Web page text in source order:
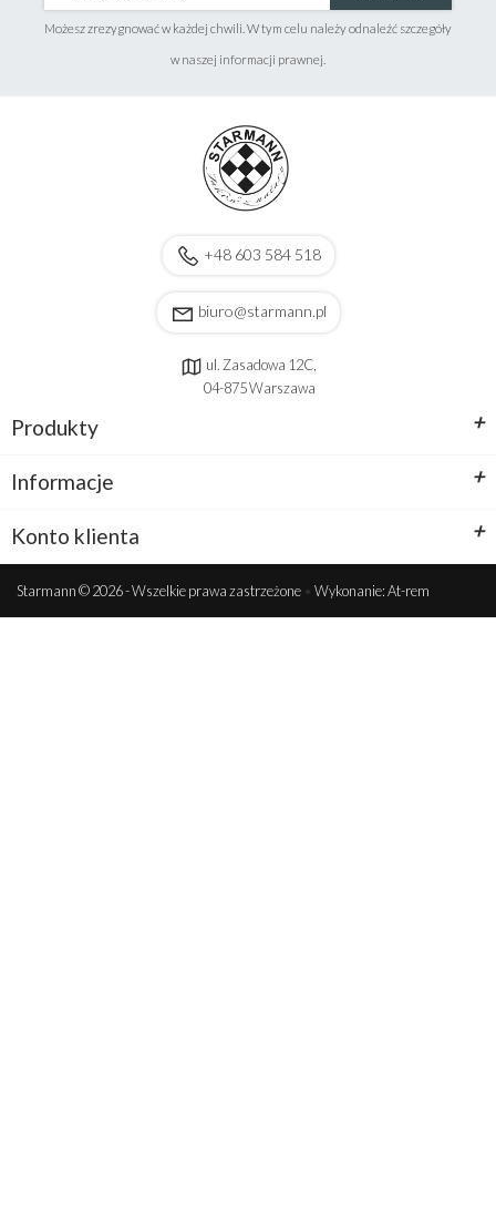
Możesz zrezygnować w każdej chwili. W tym celu należy odnaleźć szczegóły
w naszej informacji prawnej.
+48 603 584 518
biuro@starmann.pl
ul. Zasadowa 12C,
04-875 Warszawa
Produkty +
Informacje +
Konto klienta +
Starmann © 2026 - Wszelkie prawa zastrzeżone • Wykonanie: At-rem